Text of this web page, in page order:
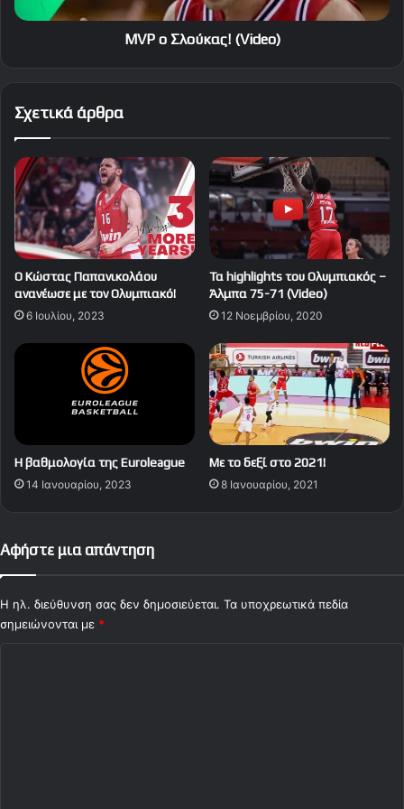
MVP o Σλούκας! (Video)
Σχετικά άρθρα
Ο Κώστας Παπανικολάου
ανανέωσε με τον Ολυμπιακό!
6 Ιουλίου, 2023
Τα highlights του Ολυμπιακός –
Άλμπα 75-71 (Video)
12 Νοεμβρίου, 2020
Η βαθμολογία της Euroleague
14 Ιανουαρίου, 2023
Με το δεξί στο 2021!
8 Ιανουαρίου, 2021
Αφήστε μια απάντηση
Η ηλ. διεύθυνση σας δεν δημοσιεύεται. Τα υποχρεωτικά πεδία
σημειώνονται με *